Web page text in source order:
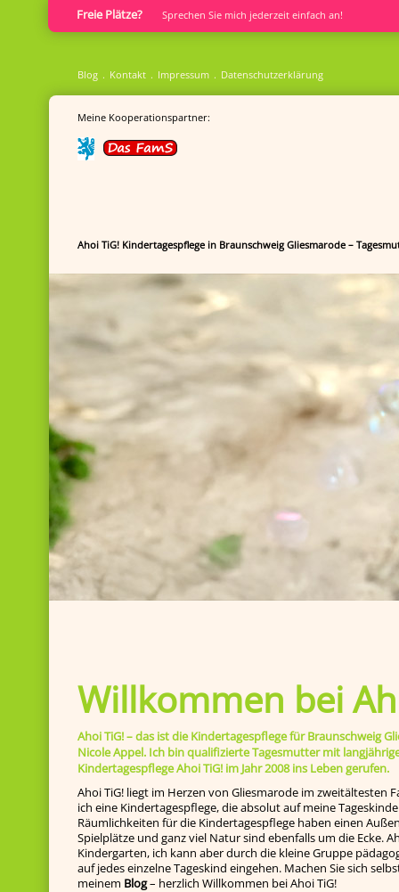
Freie Plätze? Sprech­en Sie mich jederzeit einfach an!
Blog Kontakt Impressum Datenschutzerklärung
Meine Kooperationspartner:
Ahoi TiG! Kindertagespflege in Braunschweig Gliesmarode –
Willkommen bei
Ahoi TiG! – das ist die Kindertagespflege für Braunschweig
Nicole Appel. Ich bin qualifizierte Tagesmutter mit
Kindertagespflege Ahoi TiG! im Jahr 2008 ins Leben gerufen.
Ahoi TiG! liegt im Herzen von Gliesmarode im zweitältesten
ich eine Kindertagespflege, die absolut auf meine
Räumlichkeiten für die Kindertagespflege haben einen
Spielplätze und ganz viel Natur sind ebenfalls um die Ecke.
Kindergarten, ich kann aber durch die kleine Gruppe
auf jedes einzelne Tageskind ein­gehen. Machen Sie sich
meinem Blog– herzlich Willkommen bei Ahoi TiG!